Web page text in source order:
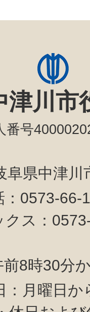
津川市
番号
阜県中津
：0573-
クス：
前8時30分
：月曜日か